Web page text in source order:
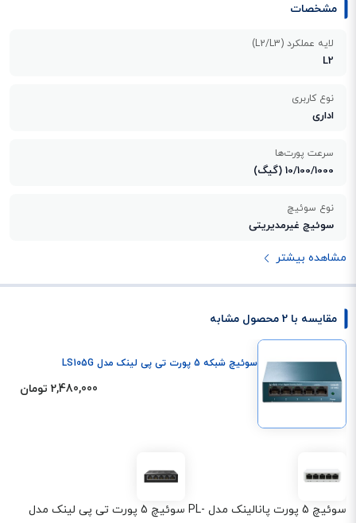
مشخصات
لایه عملکرد (L2/L3)
L2
نوع کاربری
اداری
سرعت پورت‌ها
10/100/1000 (گیگ)
نوع سوئیچ
سوئیچ غیرمدیریتی
مشاهده بیشتر
مقایسه با 2 محصول مشابه
سوئیچ شبکه 5 پورت تی پی لینک مدل LS105G
2,480,000 تومان
سوئیچ 5 پورت پانالینک مدل PL-
سوئیچ 5 پورت تی پی لینک مدل